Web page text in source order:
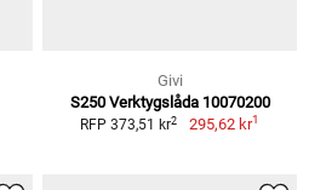
Givi
S250 Verktygslåda 10070200
RFP 373,51 kr2 295,62 kr1